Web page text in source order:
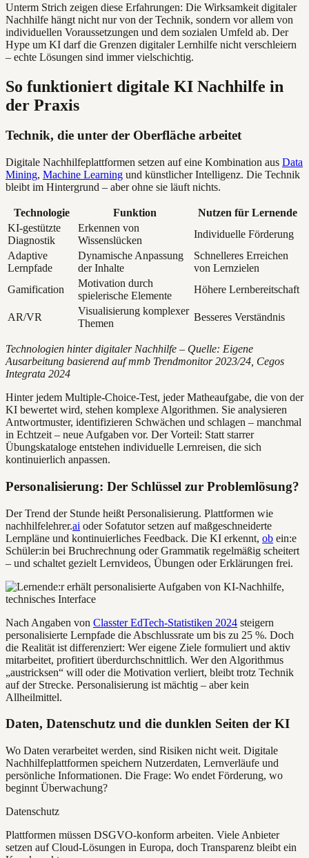
Unterm Strich zeigen diese Erfahrungen: Die Wirksamkeit digitaler
Nachhilfe hängt nicht nur von der Technik, sondern vor allem von
individuellen Voraussetzungen und dem sozialen Umfeld ab. Der
Hype um KI darf die Grenzen digitaler Lernhilfe nicht verschleiern
– echte Lösungen sind immer vielschichtig.
So funktioniert digitale KI Nachhilfe in
der Praxis
Technik, die unter der Oberfläche arbeitet
Digitale Nachhilfeplattformen setzen auf eine Kombination aus Data
Mining, Machine Learning und künstlicher Intelligenz. Die Technik
bleibt im Hintergrund – aber ohne sie läuft nichts.
Technologie Funktion
Nutzen für Lernende
KI-gestützte
Diagnostik
Erkennen von
Wissenslücken
Individuelle Förderung
Adaptive
Lernpfade
Dynamische Anpassung
der Inhalte
Schnelleres Erreichen
von Lernzielen
Gamification
Motivation durch
spielerische Elemente
Höhere Lernbereitschaft
AR/VR
Visualisierung komplexer
Themen
Besseres Verständnis
Technologien hinter digitaler Nachhilfe – Quelle: Eigene
Ausarbeitung basierend auf mmb Trendmonitor 2023/24, Cegos
Integrata 2024
Hinter jedem Multiple-Choice-Test, jeder Matheaufgabe, die von der
KI bewertet wird, stehen komplexe Algorithmen. Sie analysieren
Antwortmuster, identifizieren Schwächen und schlagen – manchmal
in Echtzeit – neue Aufgaben vor. Der Vorteil: Statt starrer
Übungskataloge entstehen individuelle Lernreisen, die sich
kontinuierlich anpassen.
Personalisierung: Der Schlüssel zur Problemlösung?
Der Trend der Stunde heißt Personalisierung. Plattformen wie
nachhilfelehrer.ai oder Sofatutor setzen auf maßgeschneiderte
Lernpläne und kontinuierliches Feedback. Die KI erkennt, ob ein:e
Schüler:in bei Bruchrechnung oder Grammatik regelmäßig scheitert
– und schaltet gezielt Lernvideos, Übungen oder Erklärungen frei.
Nach Angaben von Classter EdTech-Statistiken 2024 steigern
personalisierte Lernpfade die Abschlussrate um bis zu 25 %. Doch
die Realität ist differenziert: Wer eigene Ziele formuliert und aktiv
mitarbeitet, profitiert überdurchschnittlich. Wer den Algorithmus
„austricksen“ will oder die Motivation verliert, bleibt trotz Technik
auf der Strecke. Personalisierung ist mächtig – aber kein
Allheilmittel.
Daten, Datenschutz und die dunklen Seiten der KI
Wo Daten verarbeitet werden, sind Risiken nicht weit. Digitale
Nachhilfeplattformen speichern Nutzerdaten, Lernverläufe und
persönliche Informationen. Die Frage: Wo endet Förderung, wo
beginnt Überwachung?
Datenschutz
Plattformen müssen DSGVO-konform arbeiten. Viele Anbieter
setzen auf Cloud-Lösungen in Europa, doch Transparenz bleibt ein